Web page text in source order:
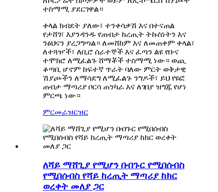
ተስማሚ ያደርገዋል።
ቀላል ክብደት ያለው፣ ተንቀሳቃሽ እና በተናጠል
የታሸገ፣ እያንዳንዱ የጠብታ ከረጢት ትኩስነትን እና
ንፅህናን ያረጋግጣል። ለመሸከም እና ለመጠቀም ቀላል፣
ለተጓዦች፣ ለቢሮ ሰራተኞች እና ፈጣን ልዩ የቡና
ተሞክሮ ለሚፈልጉ ሸማቾች ተስማሚ ነው። ወጪ
ቆጣቢ ሆኖም ከፍተኛ ጥራት ባለው ምርት ወቅታዊ
ሽያጮችን ለማሳደግ ለሚፈልጉ ንግዶች፣ ይህ የዩፎ
ጠብታ ማጣሪያ ቦርሳ ጠንካራ እና ለገበያ ዝግጁ የሆነ
ምርጫ ነው።
ምርመራዝርዝር
ለሻይ ማሸጊያ የሚሆን በብጉር የሚበሰብስ
የሚበሰብስ የሻይ ከረጢት ማጣሪያ ከክር
ወረቀት መለያ ጋር